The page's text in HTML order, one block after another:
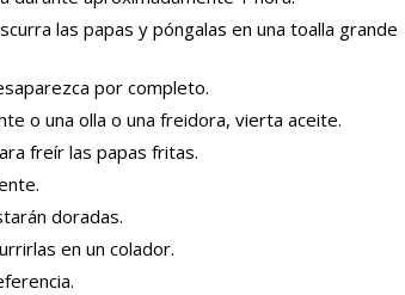
las papas y póngalas en una toalla grande
por completo.
o una olla o una freidora, vierta aceite.
freír las papas fritas.
doradas.
en un colador.